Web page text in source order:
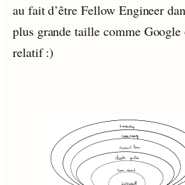
au fait d’être Fellow Engineer
plus grande taille comme Google
relatif :)